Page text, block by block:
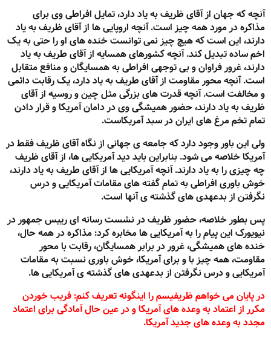
آنچه که جهان از آقای ظریف به یاد دارد، تمایل افراطی وی برای
مذاکره در مورد همه چیز است. آنچه اروپایی ها از آقای ظریف به یاد
دارند، این است که هیچ چیز نمی توانست خنده های او را حتی به یک
اخم ساده تبدیل کند. آنچه کشورهای همسایه از آقای طریف به یاد
دارند، غرور فراوان و بی توجهی افراطی به همسایگان و منافع متقابل
است. آنچه محور مقاومت از آقای طریف به یاد دارد، یک رقابت دائمی
و مخالفت است. آنچه قدرت های بزرگی مثل چین و روسیه از آقای
ظریف به یاد دارند، حضور همیشگی وی در دامان آمریکا و قرار دادن
تمام تخم مرغ های ایران در سبد آمریکاست.
ولی این باور وجود دارد که جامعه ی جهانی از نگاه آقای ظریف فقط در
آمریکا خلاصه می شود. بنابراین باید دید آمریکایی ها، از آقای ظریف
چه چیزی را به یاد دارند. آنچه آمریکایی ها از آقای طریف به یاد دارند،
خوش باوری افراطی به تمام گفته های مقامات آمریکایی و درس
نگرفتن از بدعهدی های گذشته ی آنها است.
پس بطور خلاصه، حضور ظریف در نشست رسانه ای رییس جمهور در
نیویورک این پیام را به آمریکایی ها مخابره کرد: مذاکره در همه حال،
خنده های همیشگی، غرور در برابر همسایگان، رقابت با محور
مقاومت، همه چیز با و برای آمریکا، خوش باوری نسبت به مقامات
آمریکایی و درس نگرفتن از بدعهدی های گذشته ی آمریکایی ها.
در پایان می خواهم ظریفیسم را اینگونه تعریف کنم: فریب خوردن
مکرر از اعتماد به وعده های آمریکا و در عین حال آمادگی برای اعتماد
مجدد به وعده های جدید آمریکا.